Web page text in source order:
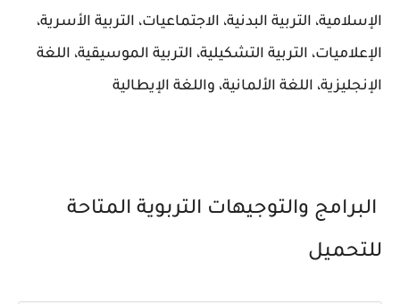
الإسلامية، التربية البدنية، الاجتماعيات، التربية الأسرية،
الإعلاميات، التربية التشكيلية، التربية الموسيقية، اللغة
الإنجليزية، اللغة الألمانية، واللغة الإيطالية
البرامج والتوجيهات التربوية المتاحة
للتحميل